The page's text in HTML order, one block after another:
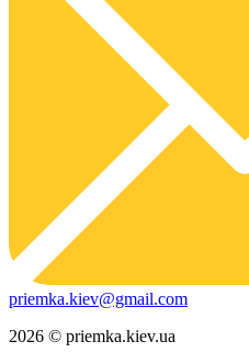
priemka.kiev@gmail.com
2026 © priemka.kiev.ua